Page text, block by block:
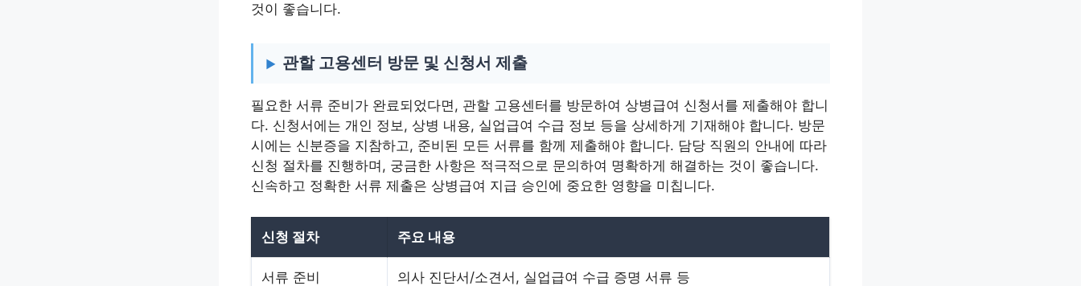
것이 좋습니다.
관할 고용센터 방문 및 신청서 제출
필요한 서류 준비가 완료되었다면, 관할 고용센터를 방문하여 상병급여 신청서를 제출해야 합니
다. 신청서에는 개인 정보, 상병 내용, 실업급여 수급 정보 등을 상세하게 기재해야 합니다. 방문
시에는 신분증을 지참하고, 준비된 모든 서류를 함께 제출해야 합니다. 담당 직원의 안내에 따라
신청 절차를 진행하며, 궁금한 사항은 적극적으로 문의하여 명확하게 해결하는 것이 좋습니다.
신속하고 정확한 서류 제출은 상병급여 지급 승인에 중요한 영향을 미칩니다.
신청 절차 주요 내용
서류 준비 의사 진단서/소견서, 실업급여 수급 증명 서류 등